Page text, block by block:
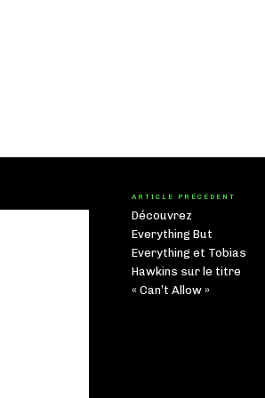
ARTICLE PRÉCÉDENT
Découvrez
Everything But
Everything et Tobias
Hawkins sur le titre
« Can’t Allow »